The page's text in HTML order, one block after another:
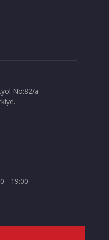
No:82/a
- 19:00